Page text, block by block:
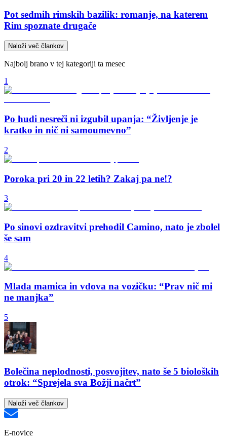
Pot sedmih rimskih bazilik: romanje, na katerem
Rim spoznate drugače
Naloži več člankov
Najbolj brano v tej kategoriji ta mesec
1
Po hudi nesreči ni izgubil upanja: “Življenje je
kratko in nič ni samoumevno”
2
Poroka pri 20 in 22 letih? Zakaj pa ne!?
3
Po sinovi ozdravitvi prehodil Camino, nato je zbolel
še sam
4
Mlada mamica in vdova na vozičku: “Prav nič mi
ne manjka”
5
Bolečina neplodnosti, posvojitev, nato še 5 bioloških
otrok: “Sprejela sva Božji načrt”
Naloži več člankov
E-novice